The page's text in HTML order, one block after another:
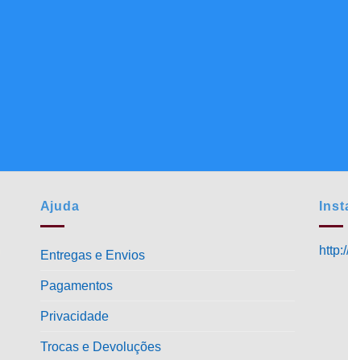
Ajuda
Entregas e Envios
Pagamentos
Privacidade
Trocas e Devoluções